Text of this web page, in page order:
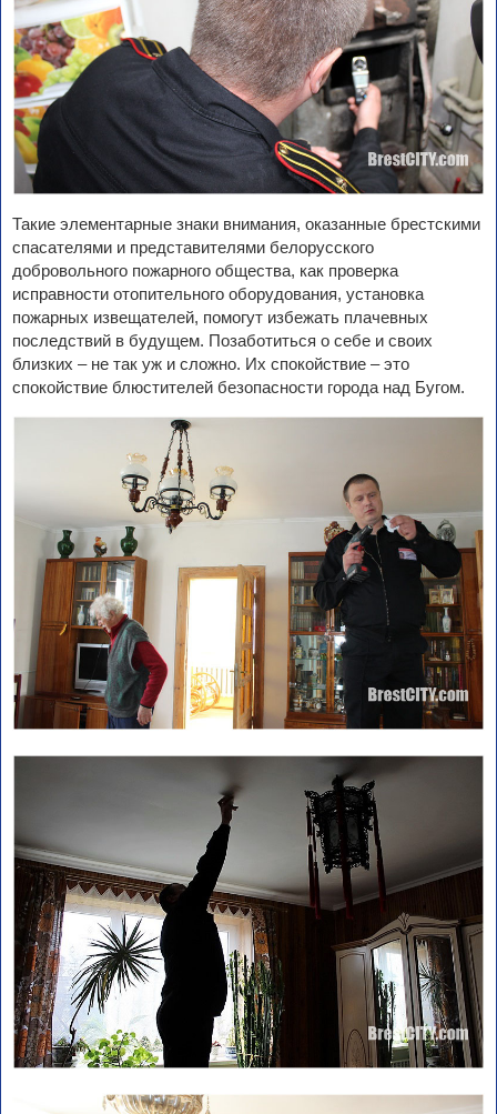
Такие элементарные знаки внимания, оказанные брестскими
спасателями и представителями белорусского
добровольного пожарного общества, как проверка
исправности отопительного оборудования, установка
пожарных извещателей, помогут избежать плачевных
последствий в будущем. Позаботиться о себе и своих
близких – не так уж и сложно. Их спокойствие – это
спокойствие блюстителей безопасности города над Бугом.